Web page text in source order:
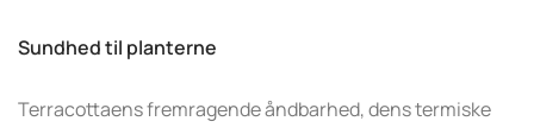
Sundhed til planterne
Terracottaens fremragende åndbarhed, dens termiske